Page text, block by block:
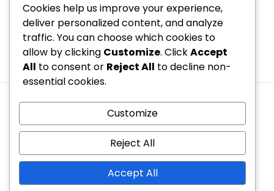
Bei Fragen zu dieser Cookie-Richtlinie oder unseren
Datenschutzpraktiken kontaktieren Sie uns bitte unter:
cookiepolicy@hoitlingersv.de.
Copyright © 2026 hoitlingersv.de | Powered bySpexo
WordPress Theme
Wer wir sind
Kontakt aufnehmen
Allgemeine Geschäftsbedingungen
Cookies und Tracking
Datenschutzrichtlinie
Cookies help us improve your experience,
deliver personalized content, and analyze
traffic. You can choose which cookies to
allow by clicking Customize. ClickAccept
All to consent or Reject All to decline non-
essential cookies.
Customize
Reject All
Accept All